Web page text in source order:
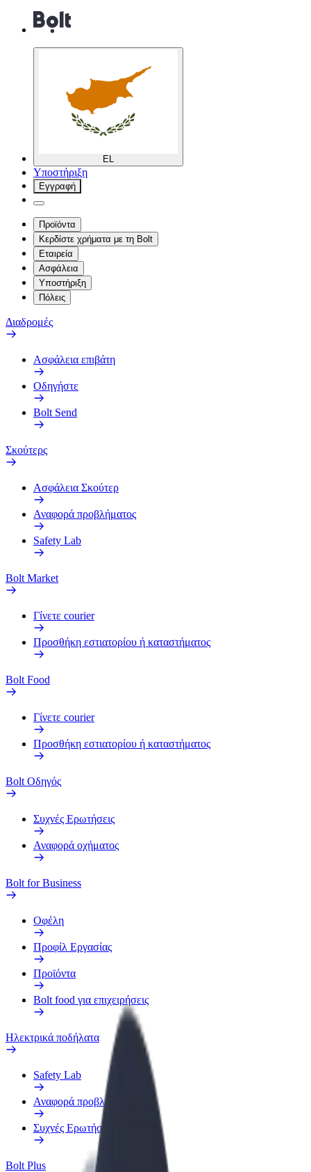
EL
Υποστήριξη
Εγγραφή
Προϊόντα
Κερδίστε χρήματα με τη Bolt
Εταιρεία
Ασφάλεια
Υποστήριξη
Πόλεις
Διαδρομές
Ασφάλεια επιβάτη
Οδηγήστε
Bolt Send
Σκούτερς
Ασφάλεια Σκούτερ
Αναφορά προβλήματος
Safety Lab
Bolt Market
Γίνετε courier
Προσθήκη εστιατορίου ή καταστήματος
Bolt Food
Γίνετε courier
Προσθήκη εστιατορίου ή καταστήματος
Bolt Οδηγός
Συχνές Ερωτήσεις
Αναφορά οχήματος
Bolt for Business
Οφέλη
Προφίλ Εργασίας
Προϊόντα
Bolt food για επιχειρήσεις
Ηλεκτρικά ποδήλατα
Safety Lab
Αναφορά προβλήματος
Συχνές Ερωτήσεις
Bolt Plus